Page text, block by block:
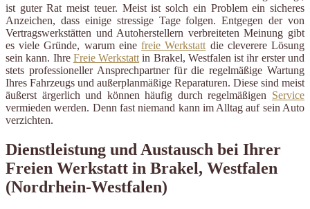
ist guter Rat meist teuer. Meist ist solch ein Problem ein sicheres
Anzeichen, dass einige stressige Tage folgen. Entgegen der von
Vertragswerkstätten und Autoherstellern verbreiteten Meinung gibt
es viele Gründe, warum einefreie Werkstatt die cleverere Lösung
sein kann. Ihre Freie Werkstatt in Brakel, Westfalen ist ihr erster und
stets professioneller Ansprechpartner für die regelmäßige Wartung
Ihres Fahrzeugs und außerplanmäßige Reparaturen. Diese sind meist
äußerst ärgerlich und können häufig durch regelmäßigen Service
vermieden werden. Denn fast niemand kann im Alltag auf sein Auto
verzichten.
Dienstleistung und Austausch bei Ihrer
Freien Werkstatt in Brakel, Westfalen
(Nordrhein-Westfalen)